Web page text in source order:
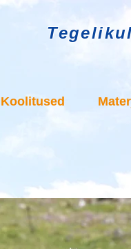
Koolitused